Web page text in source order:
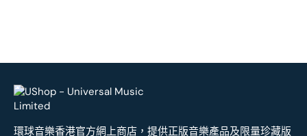
環球音樂香港官方網上商店，提供正版音樂產品及限量珍藏版